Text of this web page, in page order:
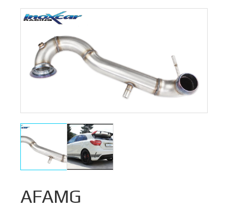
AFAMG